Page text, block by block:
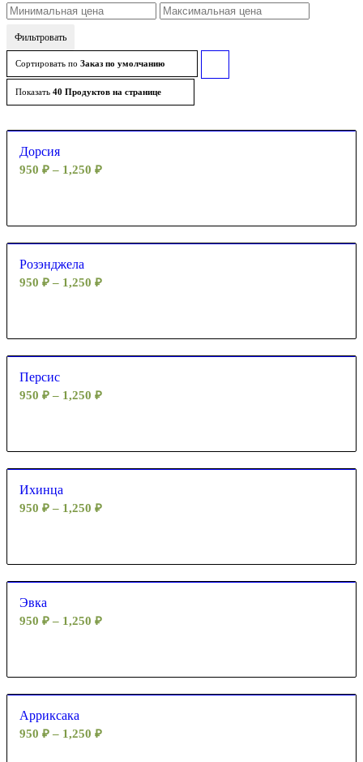
Фильтровать
Сортировать по Заказ по умолчанию
Показать 40 Продуктов на странице
Дорсия
950 ₽ – 1,250 ₽
Розэнджела
950 ₽ – 1,250 ₽
Персис
950 ₽ – 1,250 ₽
Ихинца
950 ₽ – 1,250 ₽
Эвка
950 ₽ – 1,250 ₽
Арриксака
950 ₽ – 1,250 ₽